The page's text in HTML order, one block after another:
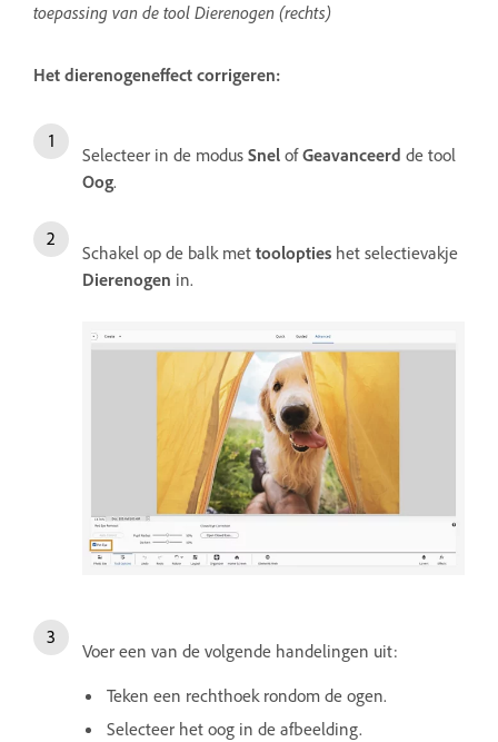
toepassing van de tool Dierenogen (rechts)
Het dierenogeneffect corrigeren:
Selecteer in de modus Snel ofGeavanceerd de tool
Oog.
Schakel op de balk met toolopties het selectievakje
Dierenogen in.
Voer een van de volgende handelingen uit:
Teken een rechthoek rondom de ogen.
Selecteer het oog in de afbeelding.